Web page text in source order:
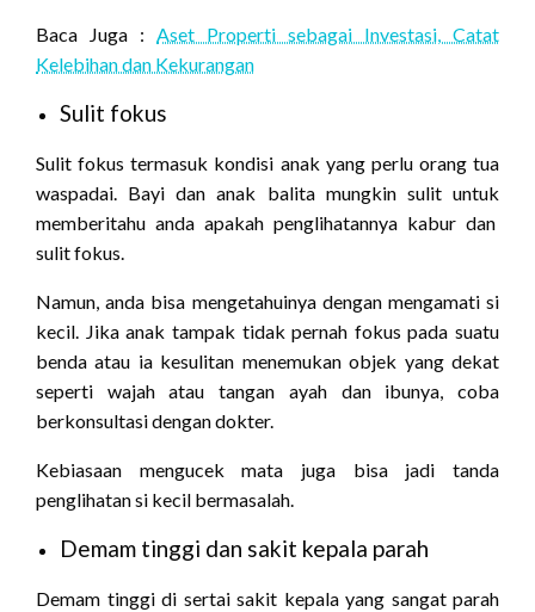
Baca Juga : Aset Properti sebagai Investasi, Catat
Kelebihan dan Kekurangan
Sulit fokus
Sulit fokus termasuk kondisi anak yang perlu orang tua
waspadai. Bayi dan anak balita mungkin sulit untuk
memberitahu anda apakah penglihatannya kabur dan
sulit fokus.
Namun, anda bisa mengetahuinya dengan mengamati si
kecil. Jika anak tampak tidak pernah fokus pada suatu
benda atau ia kesulitan menemukan objek yang dekat
seperti wajah atau tangan ayah dan ibunya, coba
berkonsultasi dengan dokter.
Kebiasaan mengucek mata juga bisa jadi tanda
penglihatan si kecil bermasalah.
Demam tinggi dan sakit kepala parah
Demam tinggi di sertai sakit kepala yang sangat parah